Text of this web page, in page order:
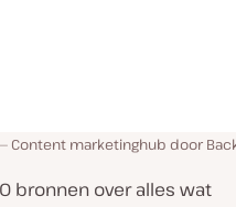
Content marketinghub door
bronnen over alles wat